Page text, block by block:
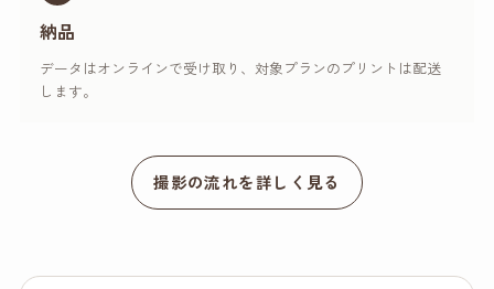
納品
データはオンラインで受け取り、対象プランのプリントは配送
します。
撮影の流れを詳しく見る